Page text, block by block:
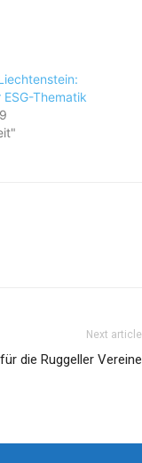
Thematik
Next article
die Ruggeller Vereine